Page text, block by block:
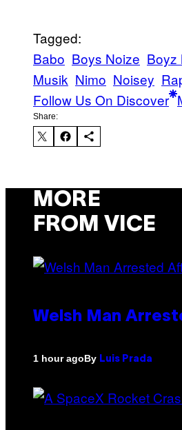
Tagged:
Babo Boys Noize Boyz
Musik Nimo Noisey
Follow Us On Discover
Share:
MORE
FROM VICE
Welsh Man
1 hour agoBy Luis Prada